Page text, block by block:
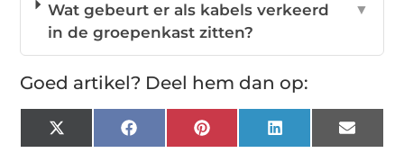
Wat gebeurt er als kabels verkeerd
in de groepenkast zitten?
▼
Goed artikel? Deel hem dan op:
X
(Twitter)
FacebookPinterest LinkedIn Email